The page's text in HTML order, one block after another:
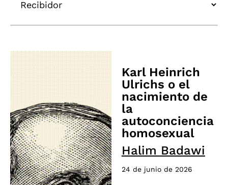
Karl Heinrich
Ulrichs o el
nacimiento de
la
autoconciencia
homosexual
Halim Badawi
24 de junio de 2026